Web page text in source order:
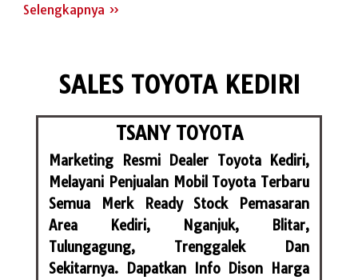
Selengkapnya »
SALES TOYOTA KEDIRI
TSANY TOYOTA
Marketing Resmi Dealer Toyota Kediri,
Melayani Penjualan Mobil Toyota Terbaru
Semua Merk Ready Stock Pemasaran
Area Kediri, Nganjuk, Blitar,
Tulungagung, Trenggalek Dan
Sekitarnya. Dapatkan Info Dison Harga